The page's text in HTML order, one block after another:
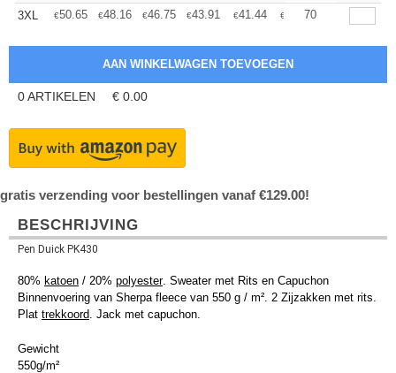
3XL
€50.65 €48.16 €46.75 €43.91 €41.44 € 39.31
70
0ARTIKELEN € 0.00
gratis verzending voor bestellingen vanaf €129.00!
BESCHRIJVING
Pen Duick PK430
80% katoen / 20% polyester. Sweater met Rits en Capuchon
Binnenvoering van Sherpa fleece van 550 g / m². 2 Zijzakken met rits.
Plat trekkoord. Jack met capuchon.
Gewicht
550g/m²